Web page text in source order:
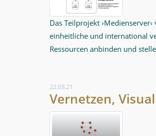
Das Teilprojekt
einheitliche und international
Ressourcen anbinden und
22.03.21
Vernetzen,